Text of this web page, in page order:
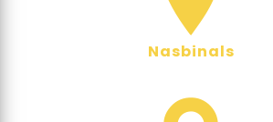
Nasbinals